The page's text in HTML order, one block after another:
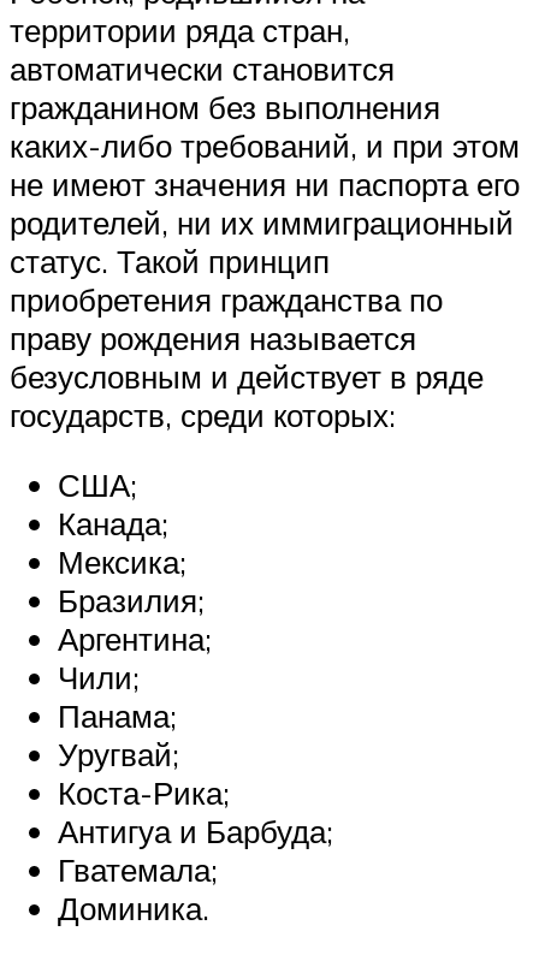
территории ряда стран,
автоматически становится
гражданином без выполнения
каких-либо требований, и при этом
не имеют значения ни паспорта его
родителей, ни их иммиграционный
статус. Такой принцип
приобретения гражданства по
праву рождения называется
безусловным и действует в ряде
государств, среди которых:
США;
Канада;
Мексика;
Бразилия;
Аргентина;
Чили;
Панама;
Уругвай;
Коста-Рика;
Антигуа и Барбуда;
Гватемала;
Доминика.